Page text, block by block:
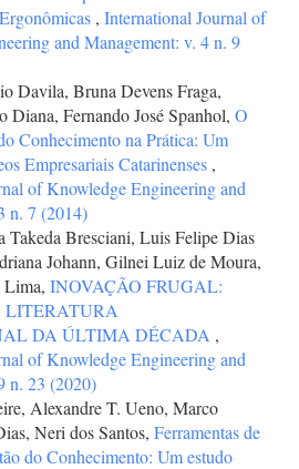
, International Journal of
and Management: v. 4 n. 9
Davila, Bruna Devens Fraga,
Diana, Fernando José Spanhol, O
Conhecimento na Prática: Um
Empresariais Catarinenses ,
of Knowledge Engineering and
n. 7 (2014)
Takeda Bresciani, Luis Felipe Dias
Johann, Gilnei Luiz de Moura,
Lima, INOVAÇÃO FRUGAL:
DA ÚLTIMA DÉCADA ,
of Knowledge Engineering and
n. 23 (2020)
Alexandre T. Ueno, Marco
Neri dos Santos, Ferramentas de
do Conhecimento: Um estudo